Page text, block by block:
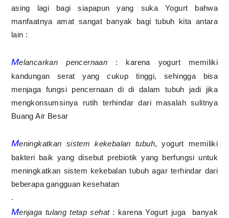
asing lagi bagi siapapun yang suka Yogurt bahwa
manfaatnya amat sangat banyak bagi tubuh kita antara
lain :
Melancarkan pencernaan : karena yogurt memiliki
kandungan serat yang cukup tinggi, sehingga bisa
menjaga fungsi pencernaan di di dalam tubuh jadi jika
mengkonsumsinya rutih terhindar dari masalah sulitnya
Buang Air Besar
Meningkatkan sistem kekebalan tubuh, yogurt memiliki
bakteri baik yang disebut prebiotik yang berfungsi untuk
meningkatkan sistem kekebalan tubuh agar terhindar dari
beberapa gangguan kesehatan
.
Menjaga tulang tetap sehat: karena Yogurt juga
banyak